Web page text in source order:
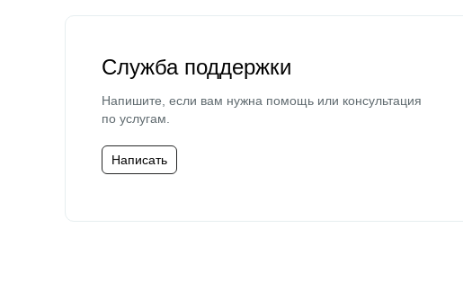
Служба поддержки
Напишите, если вам нужна помощь или консультация
по услугам.
Написать